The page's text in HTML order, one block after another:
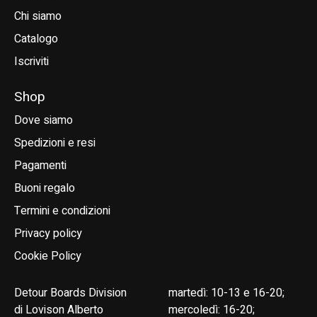
Chi siamo
Catalogo
Iscriviti
Shop
Dove siamo
Spedizioni e resi
Pagamenti
Buoni regalo
Termini e condizioni
Privacy policy
Cookie Policy
Detour Boards Division
di Lovison Alberto
martedì: 10-13 e 16-20;
mercoledì: 16-20;